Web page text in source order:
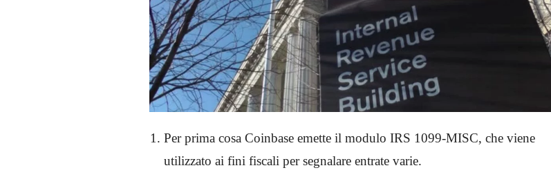
Per prima cosa Coinbase emette il modulo IRS 1099-MISC, che viene
utilizzato ai fini fiscali per segnalare entrate varie.